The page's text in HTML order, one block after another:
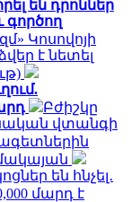
են դրոններ
Կոսովոյի
է նետել
Բժիշկը
վտանգի
են հնչել․
մարդ է